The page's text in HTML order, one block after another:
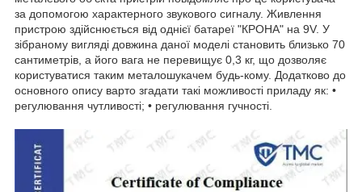
за допомогою характерного звукового сигналу. Живлення
пристрою здійснюється від однієї батареї "КРОНА" на 9V. У
зібраному вигляді довжина даної моделі становить близько 70
сантиметрів, а його вага не перевищує 0,3 кг, що дозволяє
користуватися таким металошукачем будь-кому. Додатково до
основного опису варто згадати такі можливості приладу як: •
регулювання чутливості; • регулювання гучності.